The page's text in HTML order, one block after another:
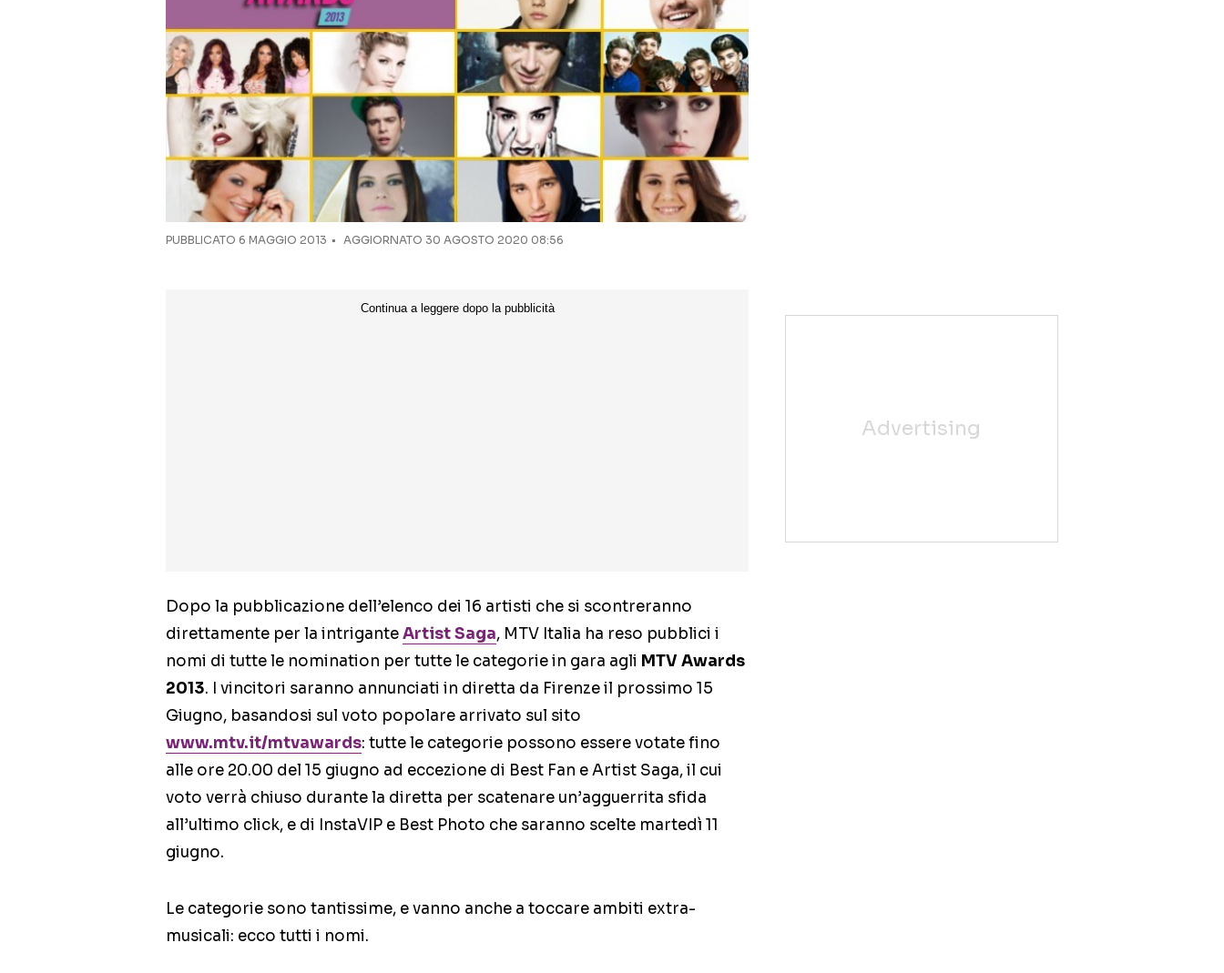
PUBBLICATO 6 MAGGIO 2013 AGGIORNATO 30 AGOSTO 2020 08:56
Dopo la pubblicazione dell’elenco dei 16 artisti che si scontreranno
direttamente per la intriganteArtist Saga, MTV Italia ha reso pubblici i
nomi di tutte le nomination per tutte le categorie in gara agli MTV Awards
2013. I vincitori saranno annunciati in diretta da Firenze il prossimo 15
Giugno, basandosi sul voto popolare arrivato sul sito
www.mtv.it/mtvawards: tutte le categorie possono essere votate fino
alle ore 20.00 del 15 giugno ad eccezione di Best Fan e Artist Saga, il cui
voto verrà chiuso durante la diretta per scatenare un’agguerrita sfida
all’ultimo click, e di InstaVIP e Best Photo che saranno scelte martedì 11
giugno.
Le categorie sono tantissime, e vanno anche a toccare ambiti extra-
musicali: ecco tutti i nomi.